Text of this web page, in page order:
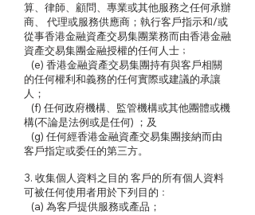
算、律師、顧問、專業或其他服務之任何承辦
商、 代理或服務供應商；執行客戶指示和/或
從事香港金融資產交易集團業務而由香港金融
資產交易集團金融授權的任何人士﹔
(e) 香港金融資產交易集團持有與客戶相關
的任何權利和義務的任何實際或建議的承讓
人；
(f) 任何政府機構、監管機構或其他團體或機
構(不論是法例或是任何) ；及
(g) 任何經香港金融資產交易集團接納而由
客戶指定或委任的第三方。
3. 收集個人資料之目的 客戶的所有個人資料
可被任何使用者用於下列目的﹕
(a) 為客戶提供服務或產品；